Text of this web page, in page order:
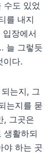
수도 있었
를 내지
장에서
늘 그렇듯
이다.
는지, 그
는지를 묻
, 그곳은
생활하되
야 하는 곳